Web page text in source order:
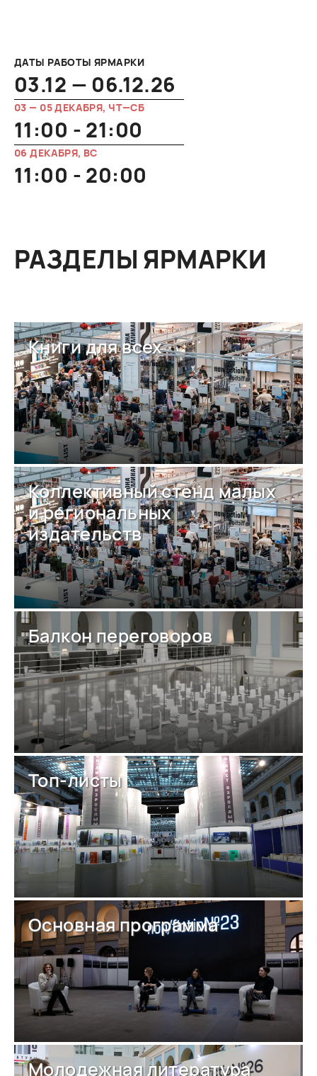
ДАТЫ РАБОТЫ ЯРМАРКИ
03.12 — 06.12.26
03 — 05 ДЕКАБРЯ, ЧТ—СБ
11:00 - 21:00
06 ДЕКАБРЯ, ВС
11:00 - 20:00
РАЗДЕЛЫ ЯРМАРКИ
Книги для всех
Коллективный стенд малых
и региональных
издательств
Балкон переговоров
Топ-листы
Основная программа
Молодежная литература